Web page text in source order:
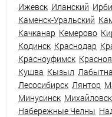
Ижевск Иланский
Каменск-Уральский
Качканар Кемерово
Кодинск Краснодар
Красноуфимск
Кушва Кызыл
Лесосибирск Лянтор
Минусинск Михайловск
Набережные Челны